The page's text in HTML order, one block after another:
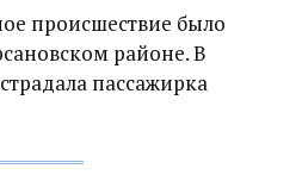
происшествие было
районе. В
пассажирка